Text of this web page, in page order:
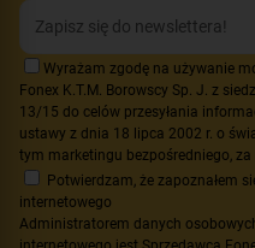
Wyrażam zgodę na używanie
Fonex K.T.M. Borowscy Sp. J. z
13/15 do celów przesyłania
ustawy z dnia 18 lipca 2002 r. o
tym marketingu bezpośredniego,
Potwierdzam, że zapoznałem
internetowego
Administratorem danych